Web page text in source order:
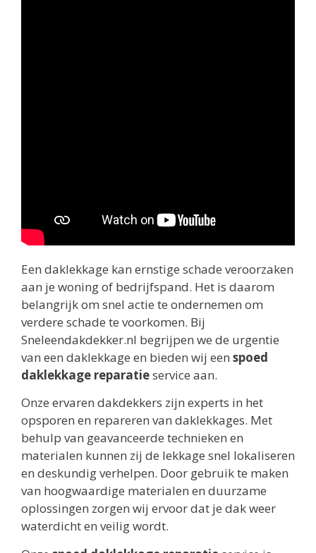
Een daklekkage kan ernstige schade veroorzaken
aan je woning of bedrijfspand. Het is daarom
belangrijk om snel actie te ondernemen om
verdere schade te voorkomen. Bij
Sneleendakdekker.nl begrijpen we de urgentie
van een daklekkage en bieden wij een spoed
daklekkage reparatieservice aan.
Onze ervaren dakdekkers zijn experts in het
opsporen en repareren van daklekkages. Met
behulp van geavanceerde technieken en
materialen kunnen zij de lekkage snel lokaliseren
en deskundig verhelpen. Door gebruik te maken
van hoogwaardige materialen en duurzame
oplossingen zorgen wij ervoor dat je dak weer
waterdicht en veilig wordt.